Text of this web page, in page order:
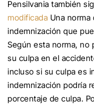
Pensilvania también
modificada Una
indemnización que
Según esta norma, no
su culpa en el
incluso si su culpa es
indemnización podría
porcentaje de culpa.